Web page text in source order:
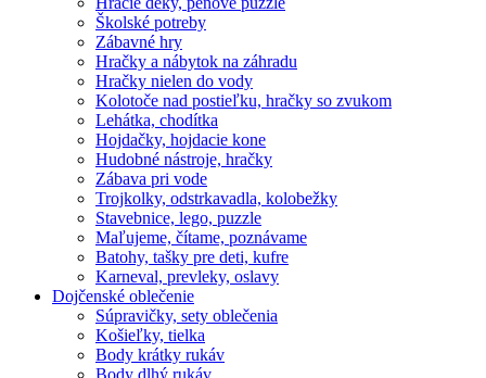
Školské potreby
Zábavné hry
Hračky a nábytok na záhradu
Hračky nielen do vody
Kolotoče nad postieľku, hračky so zvukom
Lehátka, chodítka
Hojdačky, hojdacie kone
Hudobné nástroje, hračky
Zábava pri vode
Trojkolky, odstrkavadla, kolobežky
Stavebnice, lego, puzzle
Maľujeme, čítame, poznávame
Batohy, tašky pre deti, kufre
Karneval, prevleky, oslavy
Dojčenské oblečenie
Súpravičky, sety oblečenia
Košieľky, tielka
Body krátky rukáv
Body dlhý rukáv